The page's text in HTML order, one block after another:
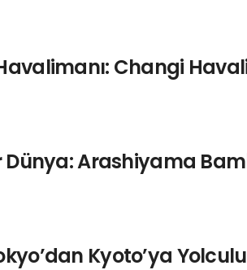
Changi
Dünya: Arashiyama
Kyoto’ya